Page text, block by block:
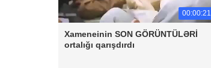
00:00:21
Xameneinin SON GÖRÜNTÜLƏRİ
ortalığı qarışdırdı